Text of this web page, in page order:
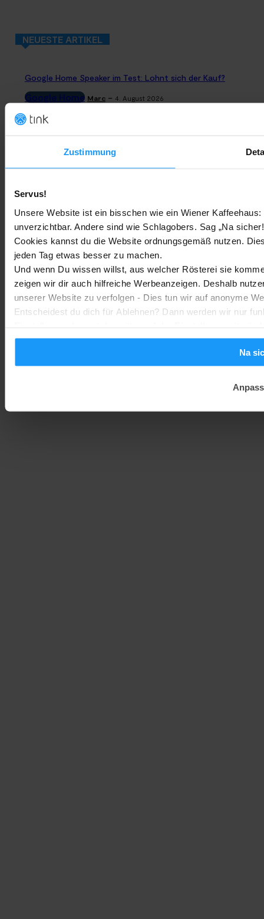
Zustimmung
Servus!
Unsere Website ist ein bisschen wie ein Wiener
unverzichtbar. Andere sind wie Schlagobers. Sag „Na
Cookies kannst du die Website ordnungsgemäß nutzen.
jeden Tag etwas besser zu machen.
Und wenn Du wissen willst, aus welcher Rösterei sie
zeigen wir dir auch hilfreiche Werbeanzeigen. Deshalb
unserer Website zu verfolgen - Dies tun wir auf anonyme
Entscheidest du dich für Ablehnen? Dann werden wir nur
Na
NEUESTE ARTIKEL
Google Home Speaker im Test: Lohnt sich der Kauf?
Google Home Marc - 4. August 2026
Sony WH-CH730N geleakt: Alles zu Sonys neuen Budget-
Kopfhörern
Trends & Technologien Marc - 2. August 2026
Homematic IP Kamera: Die neue Kamerafamilie im Überblick
Smarte Sicherheit Marc - 1. August 2026